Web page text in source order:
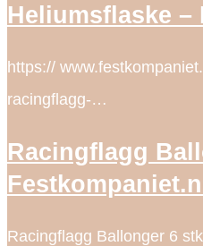
Heliumsflaske –
https://
racingflagg-…
Racingflagg
Racingflagg Ballonger 6 stk